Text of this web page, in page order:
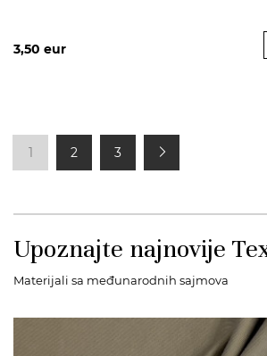
3,50 eur
1 2 3
Upoznajte najnovije
Materijali sa međunarodnih sajmova